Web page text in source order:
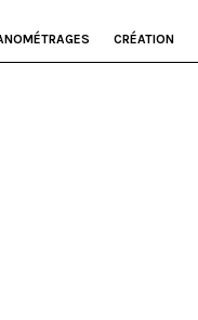
CRÉATION